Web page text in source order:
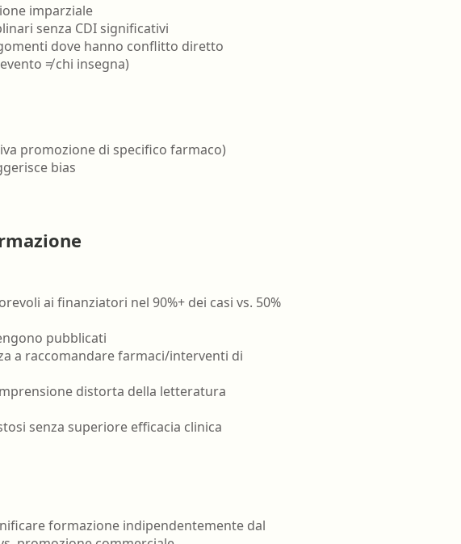
imparziale
senza CDI significativi
dove hanno conflitto diretto
≠ chi insegna)
promozione di specifico farmaco)
bias
ai finanziatori nel 90%+ dei casi vs. 50%
pubblicati
a raccomandare farmaci/interventi di
distorta della letteratura
senza superiore efficacia clinica
formazione indipendentemente dal